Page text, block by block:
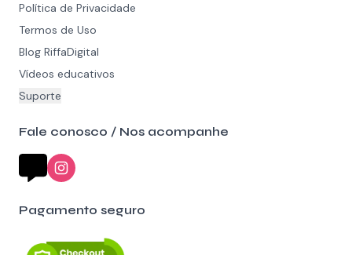
Política de Privacidade
Termos de Uso
Blog RiffaDigital
Vídeos educativos
Suporte
Fale conosco / Nos acompanhe
Pagamento seguro